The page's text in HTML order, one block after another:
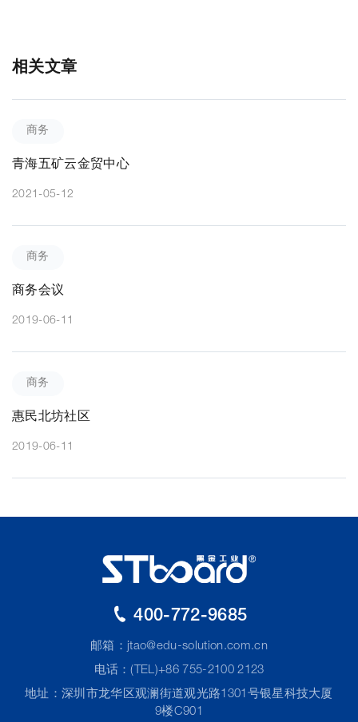
相关文章
商务
青海五矿云金贸中心
2021-05-12
商务
商务会议
2019-06-11
商务
惠民北坊社区
2019-06-11
400-772-9685
邮箱： jtao@edu-solution.com.cn
电话：(TEL)+86 755-2100 2123
地址：深圳市龙华区观澜街道观光路1301号银星科技大厦
9楼C901